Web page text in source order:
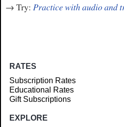
→ Try: Practice with audio and
RATES
Subscription Rates
Educational Rates
Gift Subscriptions
EXPLORE